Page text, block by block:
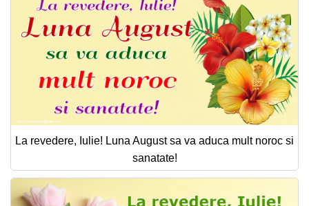
La revedere, Iulie! Luna August sa va aduca mult noroc si
sanatate!